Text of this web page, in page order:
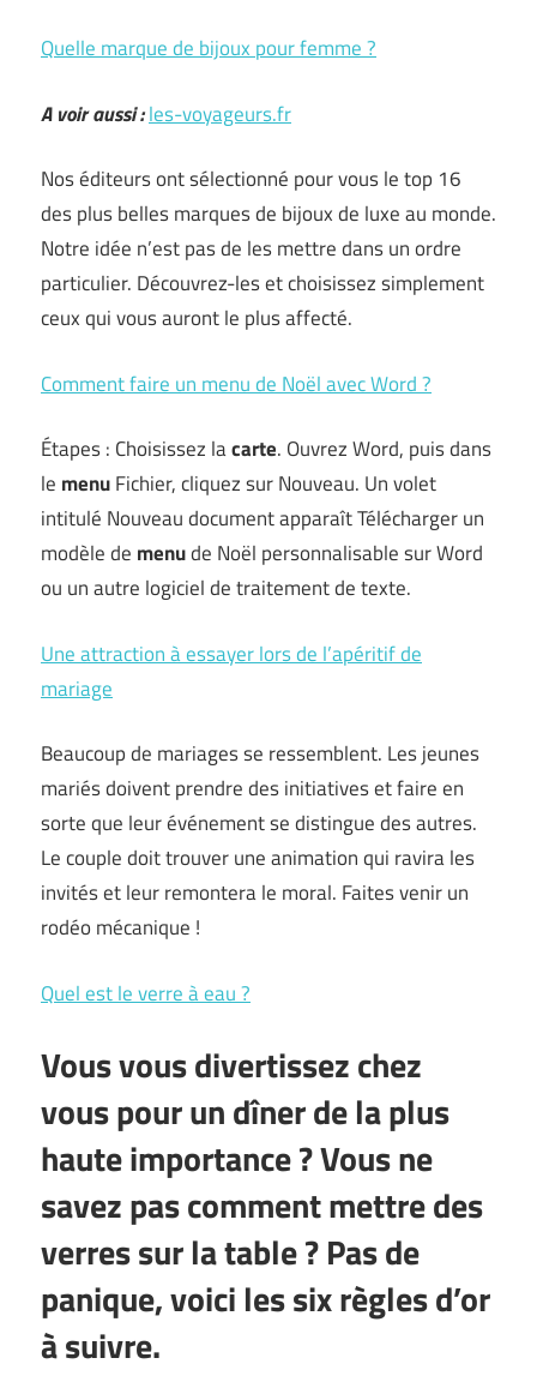
Quelle marque de bijoux pour femme ?
A voir aussi :les-voyageurs.fr
Nos éditeurs ont sélectionné pour vous le top 16
des plus belles marques de bijoux de luxe au monde.
Notre idée n’est pas de les mettre dans un ordre
particulier. Découvrez-les et choisissez simplement
ceux qui vous auront le plus affecté.
Comment faire un menu de Noël avec Word ?
Étapes : Choisissez lacarte. Ouvrez Word, puis dans
le menuFichier, cliquez sur Nouveau. Un volet
intitulé Nouveau document apparaît Télécharger un
modèle de menude Noël personnalisable sur Word
ou un autre logiciel de traitement de texte.
Une attraction à essayer lors de l’apéritif de
mariage
Beaucoup de mariages se ressemblent. Les jeunes
mariés doivent prendre des initiatives et faire en
sorte que leur événement se distingue des autres.
Le couple doit trouver une animation qui ravira les
invités et leur remontera le moral. Faites venir un
rodéo mécanique !
Quel est le verre à eau ?
Vous vous divertissez chez
vous pour un dîner de la plus
haute importance ? Vous ne
savez pas comment mettre des
verres sur la table ? Pas de
panique, voici les six règles d’or
à suivre.